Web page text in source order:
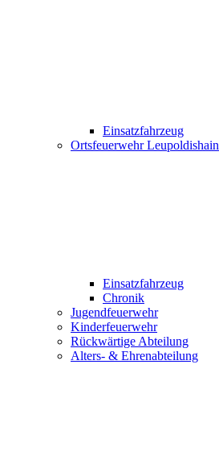
Einsatzfahrzeug
Ortsfeuerwehr Leupoldishain
Einsatzfahrzeug
Chronik
Jugendfeuerwehr
Kinderfeuerwehr
Rückwärtige Abteilung
Alters- & Ehrenabteilung